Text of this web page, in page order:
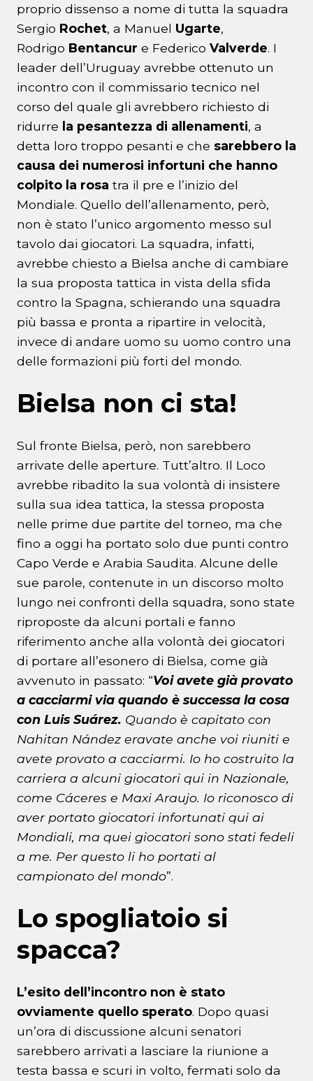
proprio dissenso a nome di tutta la squadra
Sergio Rochet, a Manuel Ugarte,
Rodrigo Bentancur e Federico Valverde. I
leader dell’Uruguay avrebbe ottenuto un
incontro con il commissario tecnico nel
corso del quale gli avrebbero richiesto di
ridurre la pesantezza di allenamenti, a
detta loro troppo pesanti e che sarebbero la
causa dei numerosi infortuni che hanno
colpito la rosa tra il pre e l’inizio del
Mondiale. Quello dell’allenamento, però,
non è stato l’unico argomento messo sul
tavolo dai giocatori. La squadra, infatti,
avrebbe chiesto a Bielsa anche di cambiare
la sua proposta tattica in vista della sfida
contro la Spagna, schierando una squadra
più bassa e pronta a ripartire in velocità,
invece di andare uomo su uomo contro una
delle formazioni più forti del mondo.
Bielsa non ci sta!
Sul fronte Bielsa, però, non sarebbero
arrivate delle aperture. Tutt’altro. Il Loco
avrebbe ribadito la sua volontà di insistere
sulla sua idea tattica, la stessa proposta
nelle prime due partite del torneo, ma che
fino a oggi ha portato solo due punti contro
Capo Verde e Arabia Saudita. Alcune delle
sue parole, contenute in un discorso molto
lungo nei confronti della squadra, sono state
riproposte da alcuni portali e fanno
riferimento anche alla volontà dei giocatori
di portare all’esonero di Bielsa, come già
avvenuto in passato: “Voi avete già provato
a cacciarmi via quando è successa la cosa
con Luis Suárez. Quando è capitato con
Nahitan Nández eravate anche voi riuniti e
avete provato a cacciarmi. Io ho costruito la
carriera a alcuni giocatori qui in Nazionale,
come Cáceres e Maxi Araujo. Io riconosco di
aver portato giocatori infortunati qui ai
Mondiali, ma quei giocatori sono stati fedeli
a me. Per questo li ho portati al
campionato del mondo”.
Lo spogliatoio si
spacca?
L’esito dell’incontro non è stato
ovviamente quello sperato. Dopo quasi
un’ora di discussione alcuni senatori
sarebbero arrivati a lasciare la riunione a
testa bassa e scuri in volto, fermati solo da